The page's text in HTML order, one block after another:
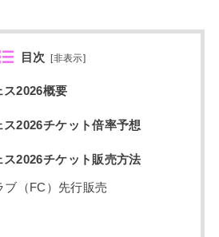
目次 [非表示]
ス2026概要
2026チケット倍率予想
2026チケット販売方法
ブ（FC）先行販売